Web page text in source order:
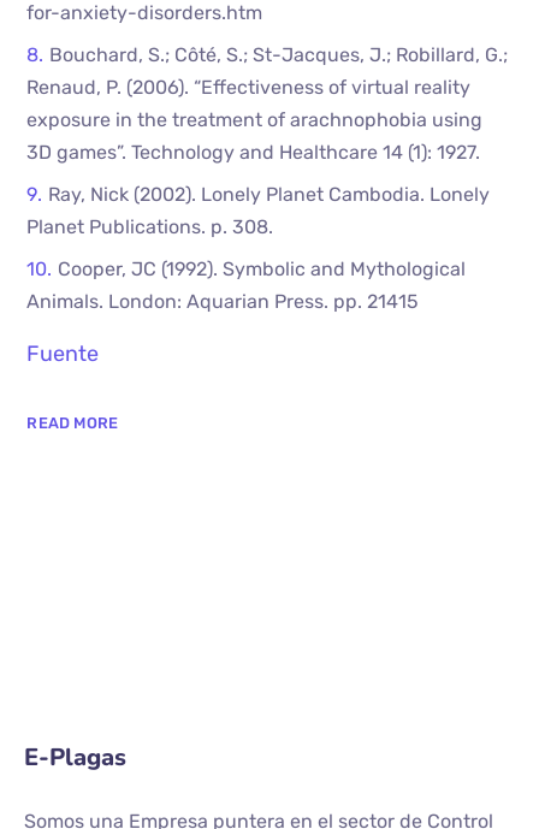
for-anxiety-disorders.htm
Bouchard, S.; Côté, S.; St-Jacques, J.; Robillard, G.;
Renaud, P. (2006). “Effectiveness of virtual reality
exposure in the treatment of arachnophobia using
3D games”. Technology and Healthcare 14 (1): 1927.
Ray, Nick (2002). Lonely Planet Cambodia. Lonely
Planet Publications. p. 308.
Cooper, JC (1992). Symbolic and Mythological
Animals. London: Aquarian Press. pp. 21415
Fuente
READ MORE
E-Plagas
Somos una Empresa puntera en el sector de Control